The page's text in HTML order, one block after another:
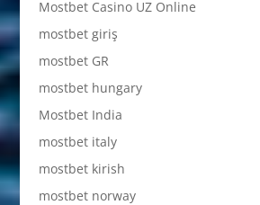
Mostbet Casino UZ Online
mostbet giriş
mostbet GR
mostbet hungary
Mostbet India
mostbet italy
mostbet kirish
mostbet norway